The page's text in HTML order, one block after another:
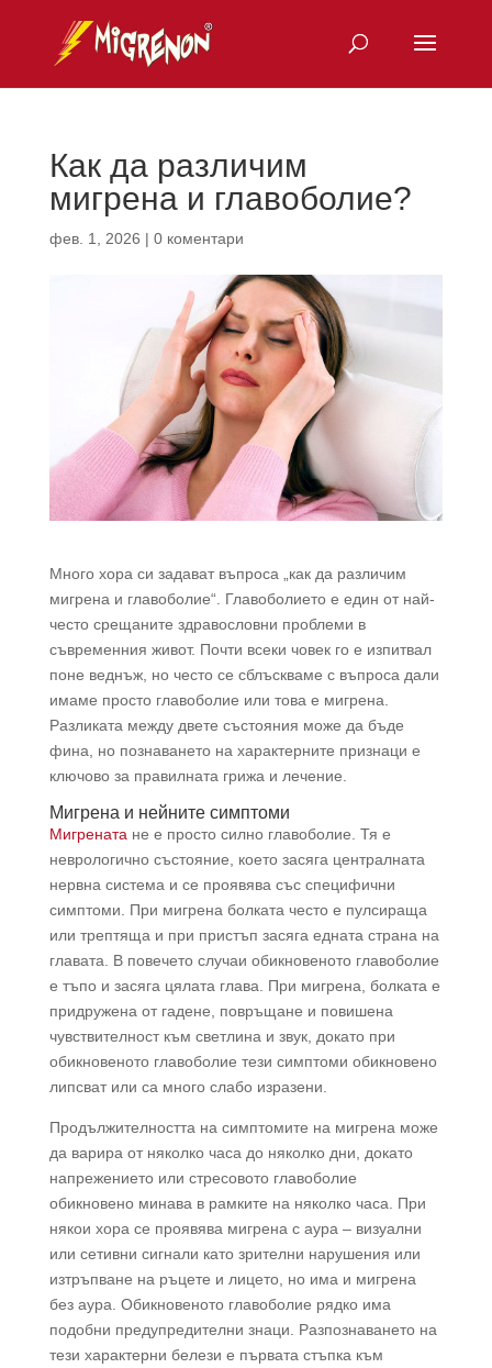
Как да различим
мигрена и главоболие?
фев. 1, 2026 | 0 коментари
Много хора си задават въпроса „как да различим
мигрена и главоболие“. Главоболието е един от най-
често срещаните здравословни проблеми в
съвременния живот. Почти всеки човек го е изпитвал
поне веднъж, но често се сблъскваме с въпроса дали
имаме просто главоболие или това е мигрена.
Разликата между двете състояния може да бъде
фина, но познаването на характерните признаци е
ключово за правилната грижа и лечение.
Мигрена и нейните симптоми
Мигрената не е просто силно главоболие. Тя е
неврологично състояние, което засяга централната
нервна система и се проявява със специфични
симптоми. При мигрена болката често е пулсираща
или трептяща и при пристъп засяга едната страна на
главата. В повечето случаи обикновеното главоболие
е тъпо и засяга цялата глава. При мигрена, болката е
придружена от гадене, повръщане и повишена
чувствителност към светлина и звук, докато при
обикновеното главоболие тези симптоми обикновено
липсват или са много слабо изразени.
Продължителността на симптомите на мигрена може
да варира от няколко часа до няколко дни, докато
напрежението или стресовото главоболие
обикновено минава в рамките на няколко часа. При
някои хора се проявява мигрена с аура – визуални
или сетивни сигнали като зрителни нарушения или
изтръпване на ръцете и лицето, но има и мигрена
без аура. Обикновеното главоболие рядко има
подобни предупредителни знаци. Разпознаването на
тези характерни белези е първата стъпка към